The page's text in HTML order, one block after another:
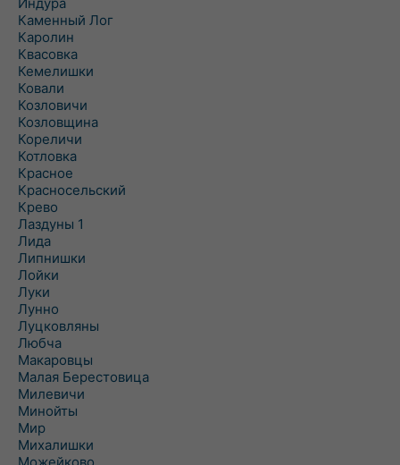
Каменный Лог
Каролин
Квасовка
Кемелишки
Ковали
Козловичи
Козловщина
Кореличи
Котловка
Красное
Красносельский
Крево
Лаздуны 1
Лида
Липнишки
Лойки
Луки
Лунно
Луцковляны
Любча
Макаровцы
Малая Берестовица
Милевичи
Минойты
Мир
Михалишки